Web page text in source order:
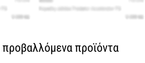
προϊόντα